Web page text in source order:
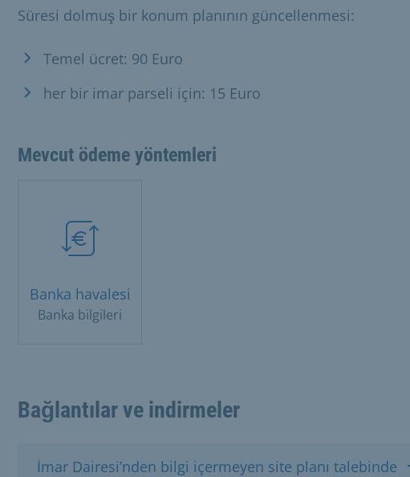
Süresi dolmuş bir konum planının güncellenmesi:
Temel ücret: 90 Euro
her bir imar parseli için: 15 Euro
Mevcut ödeme yöntemleri
Banka havalesi
Banka bilgileri
Bağlantılar ve indirmeler
İmar Dairesi’nden bilgi içermeyen site planı talebinde